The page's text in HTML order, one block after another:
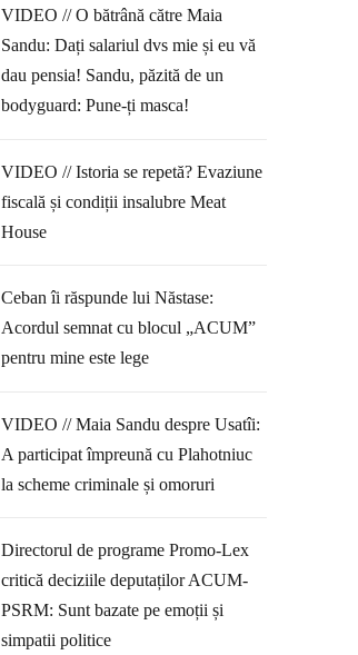
VIDEO // O bătrână către Maia
Sandu: Dați salariul dvs mie și eu vă
dau pensia! Sandu, păzită de un
bodyguard: Pune-ți masca!
VIDEO // Istoria se repetă? Evaziune
fiscală și condiții insalubre Meat
House
Ceban îi răspunde lui Năstase:
Acordul semnat cu blocul „ACUM”
pentru mine este lege
VIDEO // Maia Sandu despre Usatîi:
A participat împreună cu Plahotniuc
la scheme criminale și omoruri
Directorul de programe Promo-Lex
critică deciziile deputaților ACUM-
PSRM: Sunt bazate pe emoții și
simpatii politice